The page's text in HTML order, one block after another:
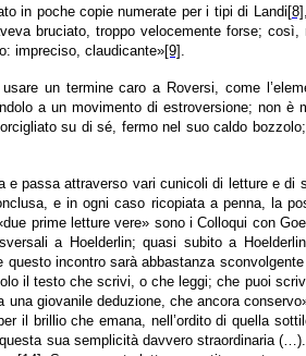
in poche copie numerate per i tipi di Landi[8]
bruciato, troppo velocemente forse;
impreciso, claudicante»[9]
un termine caro a Roversi, come
a un movimento di estroversione; non
su di sé, fermo nel suo caldo
passa attraverso vari cunicoli di letture e
e in ogni caso ricopiata a penna, la
prime letture vere» sono i Colloqui con
a Hoelderlin; quasi subito a
incontro sarà abbastanza
il testo che scrivi, o che leggi; che puoi
una giovanile deduzione, che ancora
il brillio che emana, nell’ordito di quella
sua semplicità davvero straordinaria